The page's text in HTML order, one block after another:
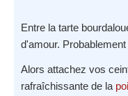
Entre la tarte
d'amour.
Alors attachez vos
rafraîchissante de la